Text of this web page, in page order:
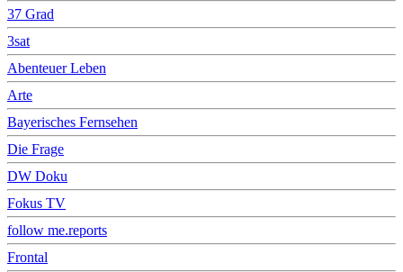
37 Grad
3sat
Abenteuer Leben
Arte
Bayerisches Fernsehen
Die Frage
DW Doku
Fokus TV
follow me.reports
Frontal